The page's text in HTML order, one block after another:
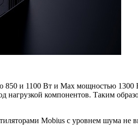
850 и 1100 Вт и Max мощностью 1300
нагрузкой компонентов. Таким
Mobius с уровнем шума не